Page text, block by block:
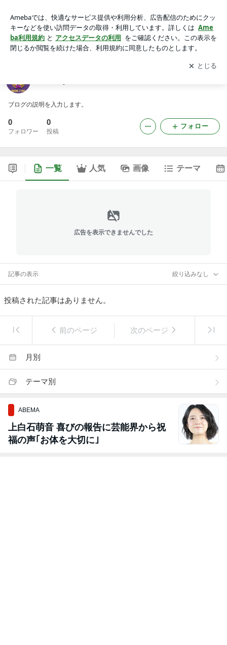
アプリをダウンロードして ブログの更新通知
を受け取りまし
ょう。
開く
ブログの説明を入力します。
0
フォロワー
0
投稿
フォロー
一覧 人気 画像 テーマ
広告を表示できませんでした
記事の表示 絞り込みなし
投稿された記事はありません。
前のページ 次のページ
月別
テーマ別
ABEMA
上白石萌音 喜びの報告に芸能界から祝
福の声｢お体を大切に｣